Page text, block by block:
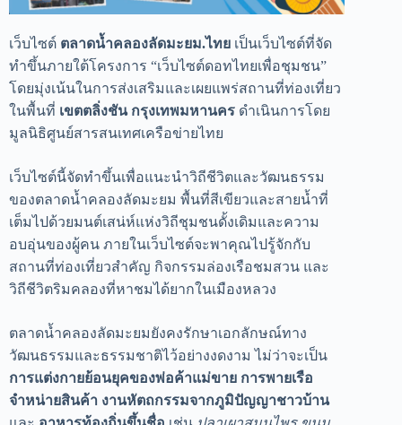
เว็บไซต์ ตลาดน้ำคลองลัดมะยม.ไทย เป็นเว็บไซต์ที่จัด
ทำขึ้นภายใต้โครงการ “เว็บไซต์ดอทไทยเพื่อชุมชน”
โดยมุ่งเน้นในการส่งเสริมและเผยแพร่สถานที่ท่องเที่ยว
ในพื้นที่ เขตตลิ่งชัน กรุงเทพมหานคร ดำเนินการโดย
มูลนิธิศูนย์สารสนเทศเครือข่ายไทย
เว็บไซต์นี้จัดทำขึ้นเพื่อแนะนำวิถีชีวิตและวัฒนธรรม
ของตลาดน้ำคลองลัดมะยม พื้นที่สีเขียวและสายน้ำที่
เต็มไปด้วยมนต์เสน่ห์แห่งวิถีชุมชนดั้งเดิมและความ
อบอุ่นของผู้คน ภายในเว็บไซต์จะพาคุณไปรู้จักกับ
สถานที่ท่องเที่ยวสำคัญ กิจกรรมล่องเรือชมสวน และ
วิถีชีวิตริมคลองที่หาชมได้ยากในเมืองหลวง
ตลาดน้ำคลองลัดมะยมยังคงรักษาเอกลักษณ์ทาง
วัฒนธรรมและธรรมชาติไว้อย่างงดงาม ไม่ว่าจะเป็น
การแต่งกายย้อนยุคของพ่อค้าแม่ขาย การพายเรือ
จำหน่ายสินค้า งานหัตถกรรมจากภูมิปัญญาชาวบ้าน